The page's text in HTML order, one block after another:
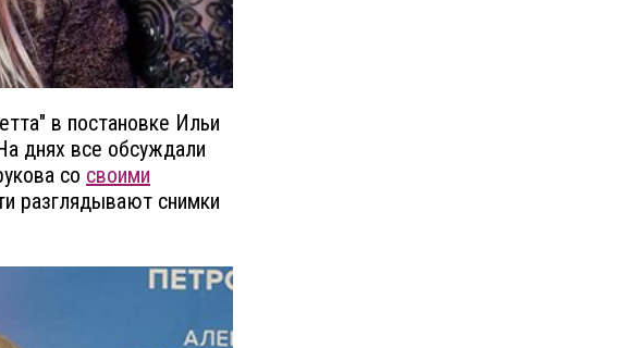
в постановке Ильи
днях все обсуждали
со своими
разглядывают снимки